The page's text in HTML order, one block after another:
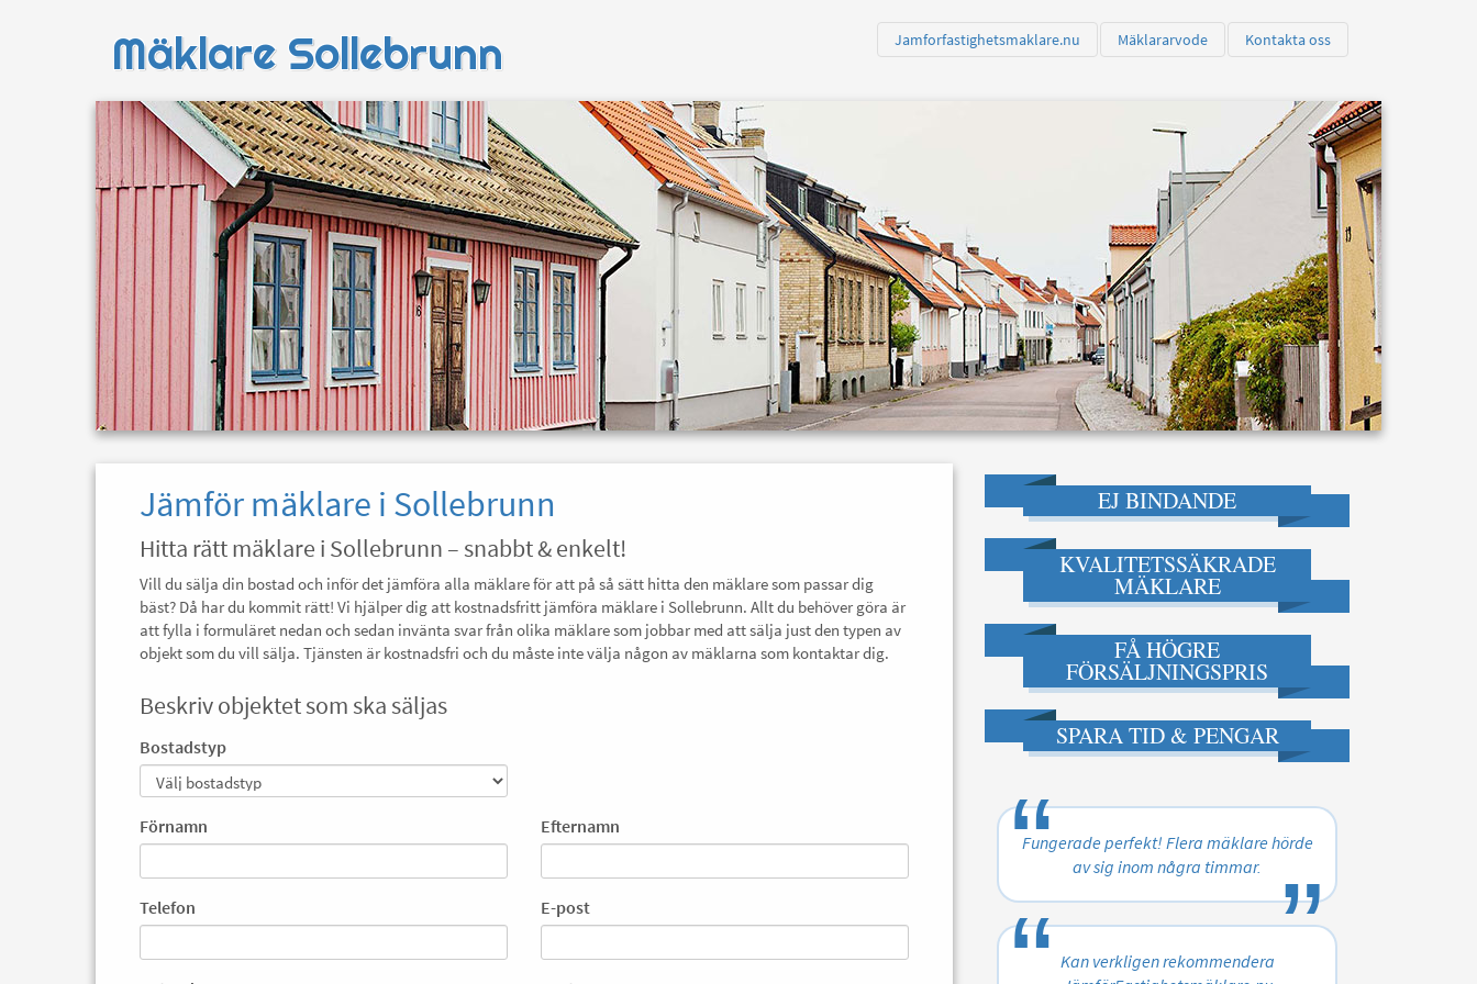
Mäklare Sollebrunn Jamforfastighetsmaklare.nu Mäklararvode Kontakta oss
Jämför mäklare i Sollebrunn
Hitta rätt mäklare i Sollebrunn – snabbt & enkelt!
Vill du sälja din bostad och inför det jämföra alla mäklare för att på så sätt hitta den mäklare som passar dig
bäst? Då har du kommit rätt! Vi hjälper dig att kostnadsfritt jämföra mäklare i Sollebrunn. Allt du behöver göra är
att fylla i formuläret nedan och sedan invänta svar från olika mäklare som jobbar med att sälja just den typen av
objekt som du vill sälja. Tjänsten är kostnadsfri och du måste inte välja någon av mäklarna som kontaktar dig.
Beskriv objektet som ska säljas
Bostadstyp
Förnamn Efternamn
Telefon E-post
EJ BINDANDE
KVALITETSSÄKRADE
MÄKLARE
FÅ HÖGRE
FÖRSÄLJNINGSPRIS
SPARA TID & PENGAR
“
Fungerade perfekt! Flera mäklare hörde
av sig inom några timmar.
„
Kan verkligen rekommendera